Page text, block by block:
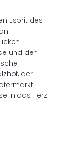
Esprit des
und den
der
in das Herz